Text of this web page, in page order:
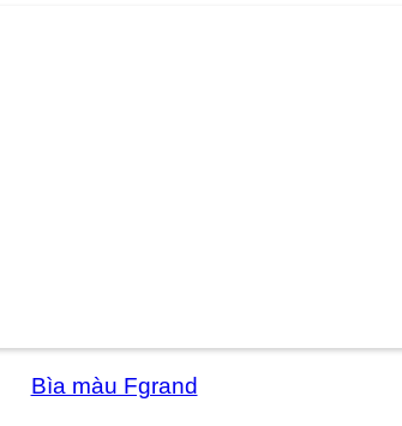
Bìa màu Fgrand